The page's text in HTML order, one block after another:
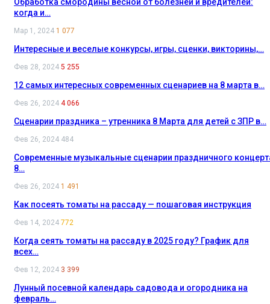
когда и…
Мар 1, 2024 1 077
Интересные и веселые конкурсы, игры, сценки, викторины,…
Фев 28, 2024 5 255
12 самых интересных современных сценариев на 8 марта в…
Фев 26, 2024 4 066
Сценарии праздника – утренника 8 Марта для детей с ЗПР в…
Фев 26, 2024 484
Современные музыкальные сценарии праздничного
8…
Фев 26, 2024 1 491
Как посеять томаты на рассаду — пошаговая инструкция
Фев 14, 2024 772
Когда сеять томаты на рассаду в 2025 году? График для
всех…
Фев 12, 2024 3 399
Лунный посевной календарь садовода и огородника на
февраль…